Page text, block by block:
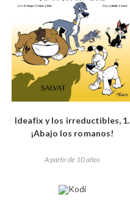
Ideafix y los irreductibles, 1.
¡Abajo los romanos!
A partir de 10 años